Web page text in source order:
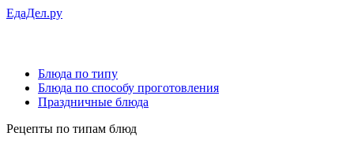
ЕдаДел.ру
Блюда по типу
Блюда по способу проготовления
Праздничные блюда
Рецепты по типам блюд